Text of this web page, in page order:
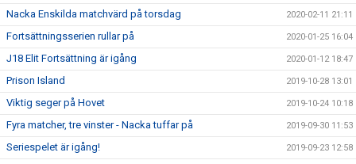
Nacka Enskilda matchvärd på torsdag 2020-02-11 21:11
Fortsättningsserien rullar på 2020-01-25 16:04
J18 Elit Fortsättning är igång 2020-01-12 18:47
Prison Island 2019-10-28 13:01
Viktig seger på Hovet 2019-10-24 10:18
Fyra matcher, tre vinster - Nacka tuffar på 2019-09-30 11:53
Seriespelet är igång! 2019-09-23 12:58